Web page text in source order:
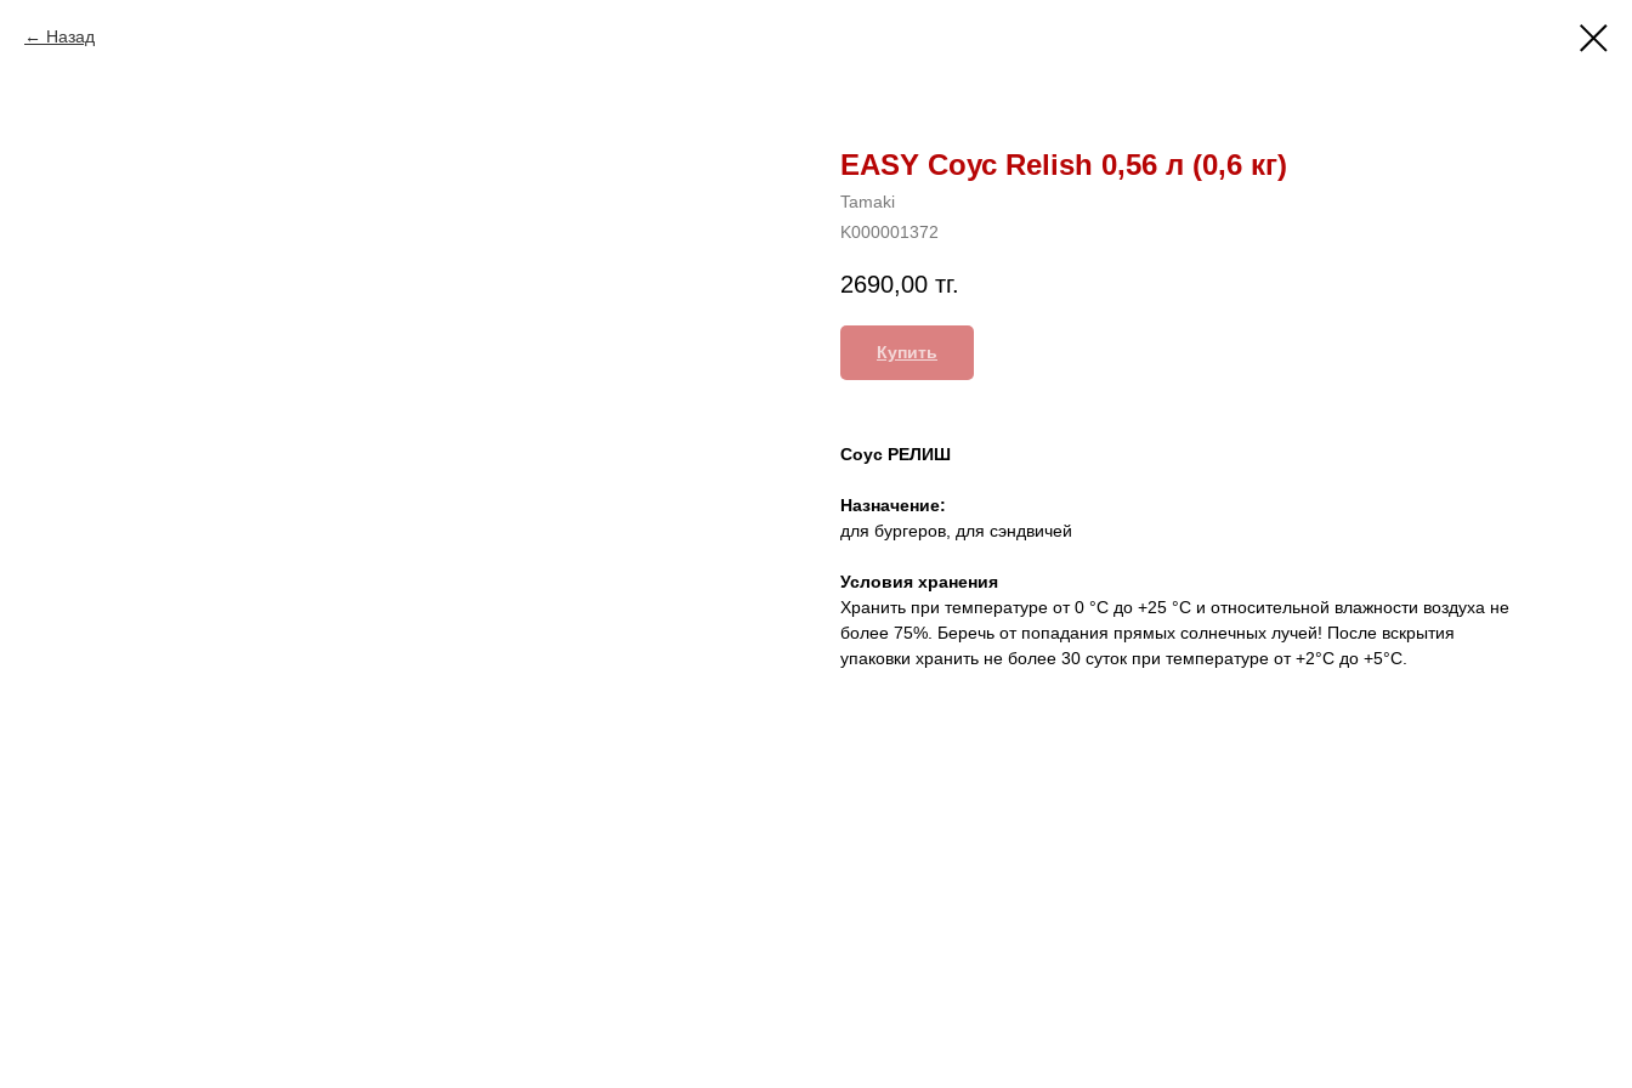
Назад
EASY Соус Relish 0,56 л (0,6 кг)
Tamaki
K000001372
2690,00 тг.
Купить
Соус РЕЛИШ
Назначение:
для бургеров, для сэндвичей
Условия хранения
Хранить при температуре от 0 °С до +25 °С и относительной влажности воздуха не
более 75%. Беречь от попадания прямых солнечных лучей! После вскрытия
упаковки хранить не более 30 суток при температуре от +2°С до +5°С.